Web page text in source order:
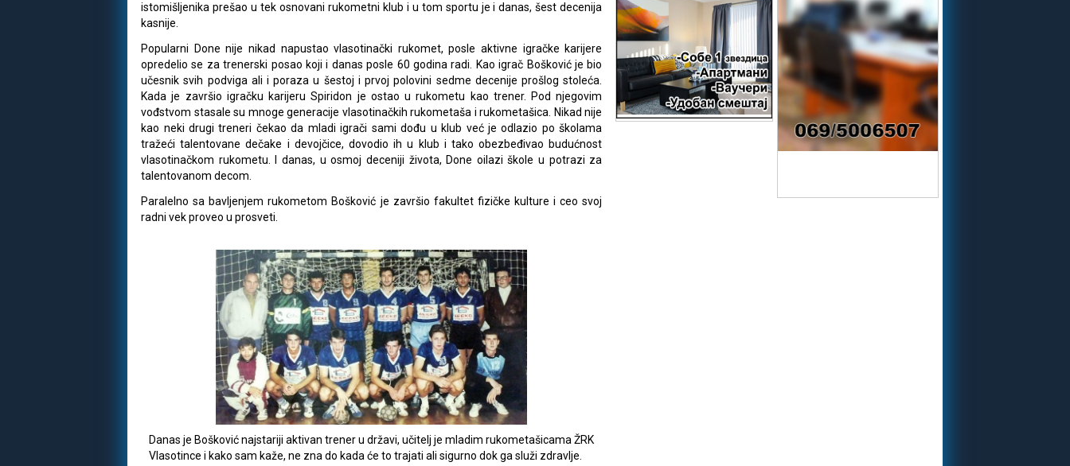
istomišljenika prešao u tek osnovani rukometni klub i u tom sportu je i danas, šest decenija
kasnije.
Popularni Done nije nikad napustao vlasotinački rukomet, posle aktivne igračke karijere
opredelio se za trenerski posao koji i danas posle 60 godina radi. Kao igrač Bošković je bio
učesnik svih podviga ali i poraza u šestoj i prvoj polovini sedme decenije prošlog stoleća.
Kada je završio igračku karijeru Spiridon je ostao u rukometu kao trener. Pod njegovim
vođstvom stasale su mnoge generacije vlasotinačkih rukometaša i rukometašica. Nikad nije
kao neki drugi treneri čekao da mladi igrači sami dođu u klub već je odlazio po školama
tražeći talentovane dečake i devojčice, dovodio ih u klub i tako obezbeđivao budućnost
vlasotinačkom rukometu. I danas, u osmoj deceniji života, Done oilazi škole u potrazi za
talentovanom decom.
Paralelno sa bavljenjem rukometom Bošković je završio fakultet fizičke kulture i ceo svoj
radni vek proveo u prosveti.
Danas je Bošković najstariji aktivan trener u državi, učitelj je mladim rukometašicama ŽRK
Vlasotince i kako sam kaže, ne zna do kada će to trajati ali sigurno dok ga služi zdravlje.